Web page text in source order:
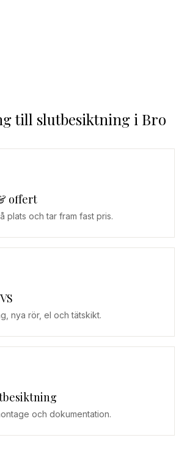
till slutbesiktning i Bro
offert
plats och tar fram fast pris.
nya rör, el och tätskikt.
och dokumentation.